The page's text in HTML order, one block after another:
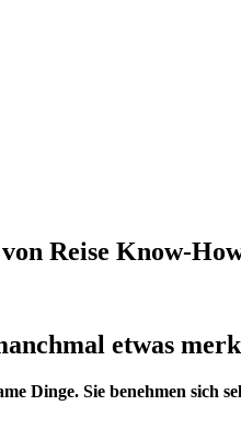
Reise Know-
etwas
Dinge. Sie benehmen sich